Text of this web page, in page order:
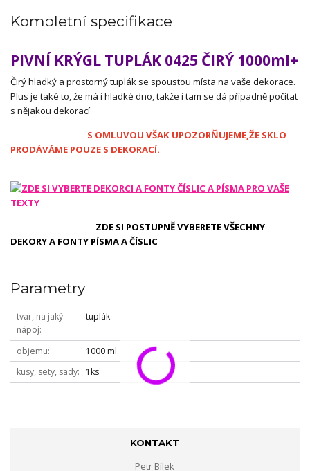
Kompletní specifikace
PIVNÍ KRÝGL TUPLÁK 0425 ČIRÝ 1000ml+
Čirý hladký a prostorný tuplák se spoustou místa na vaše dekorace.
Plus je také to, že má i hladké dno, takže i tam se dá případně počítat
s nějakou dekorací
S OMLUVOU VŠAK UPOZORŇUJEME,ŽE SKLO
PRODÁVÁME POUZE S DEKORACÍ.
ZDE SI POSTUPNĚ VYBERETE VŠECHNY
DEKORY A FONTY PÍSMA A ČÍSLIC
Parametry
tvar, na jaký
nápoj
tuplák
objemu
1000 ml
kusy, sety, sady
1ks
KONTAKT
Petr Bílek